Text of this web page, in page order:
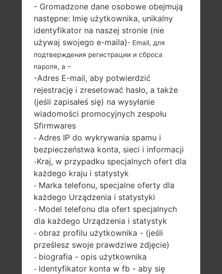
SAMSUNG GT-I9515 Z
SERII GALAXY S4 VE
LTE
5.0 cali (~72.3%
stosunek ekranu
do ciała)
1080 x 1920 pikseli
1.9Ghz Krait 300,
Qualcomm
APQ8064T
Snapdragon 600
- Gromadzone dane osobowe obejmują
następne: Imię użytkownika, unikalny
identyfikator na naszej stronie (nie
używaj swojego e-maila)- Email, для
подтверждения регистрации и сброса
пароля, а -
-Adres E-mail, aby potwierdzić
rejestrację i zresetować hasło, a także
(jeśli zapisałeś się) na wysyłanie
wiadomości promocyjnych zespołu
Sfirmwares
- Adres IP do wykrywania spamu i
bezpieczeństwa konta, sieci i informacji
-Kraj, w przypadku specjalnych ofert dla
każdego kraju i statystyk
- Marka telefonu, specjalne oferty dla
każdego Urządzenia i statystyki
- Model telefonu dla ofert specjalnych
dla każdego Urządzenia i statystyk
- obraz profilu użytkownika - (jeśli
prześlesz swoje prawdziwe zdjęcie)
- biografia - opis użytkownika
- Identyfikator konta w fb - aby się